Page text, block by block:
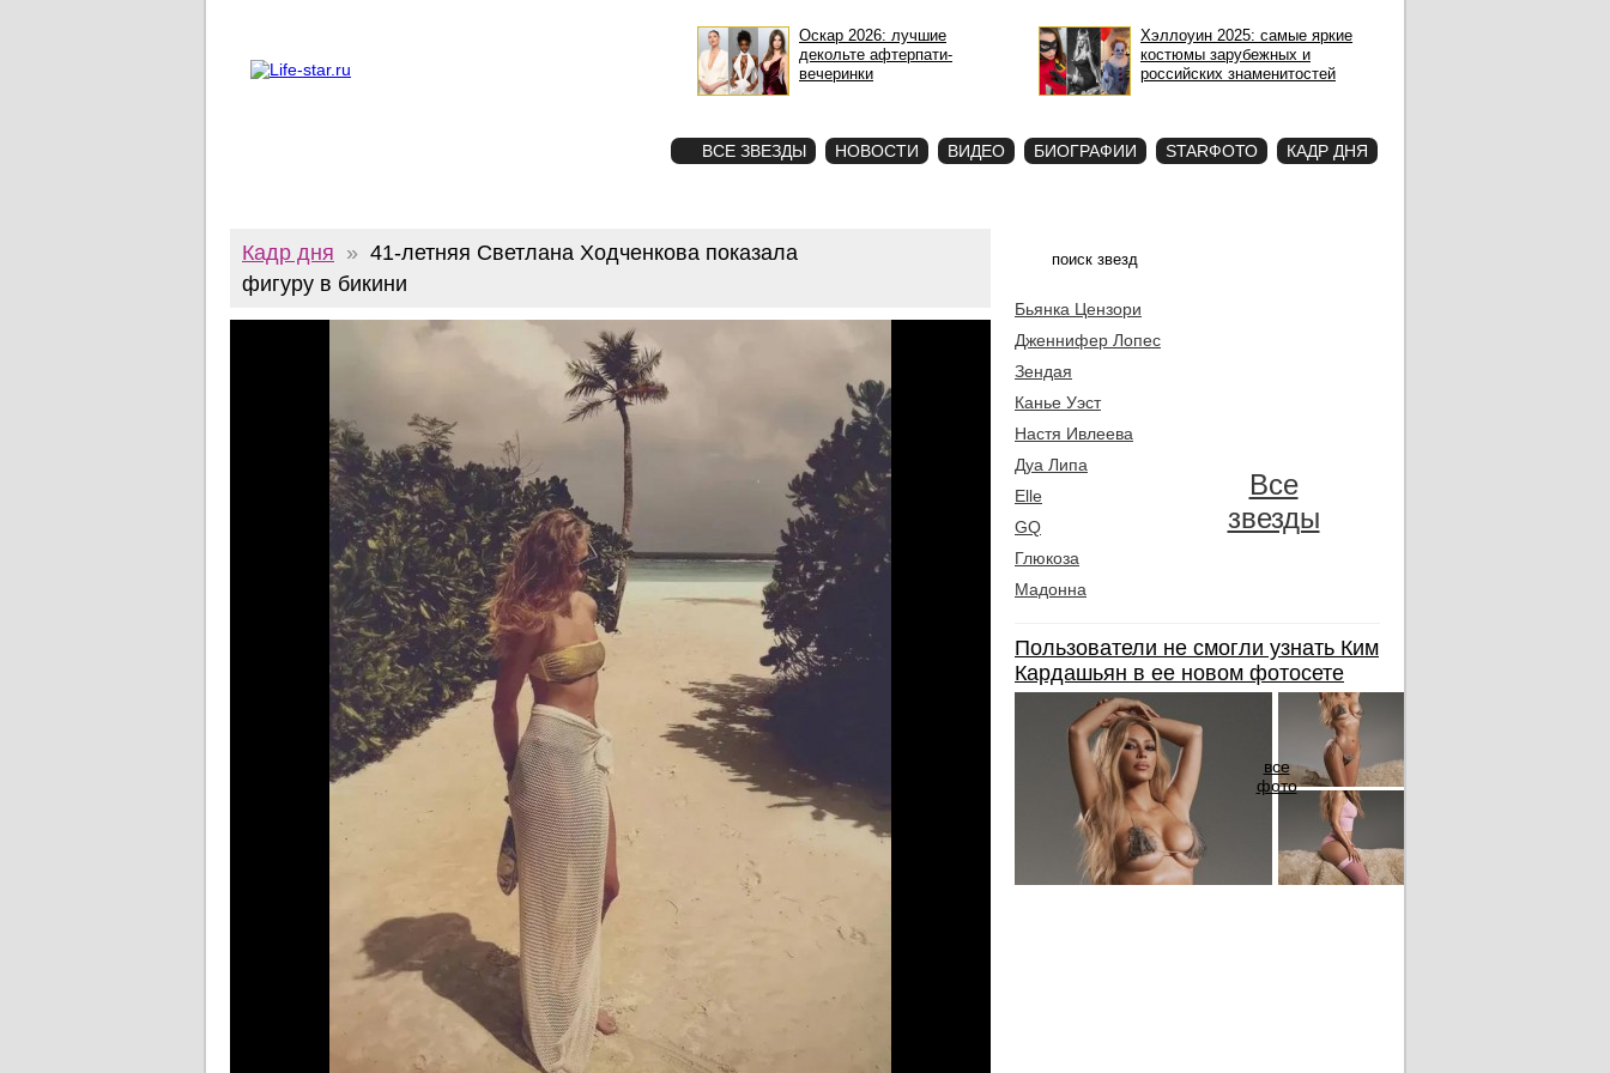
Оскар 2026: лучшие
декольте афтерпати-
вечеринки
Хэллоуин 2025: самые яркие
костюмы зарубежных и
российских знаменитостей
ВСЕ ЗВЕЗДЫ НОВОСТИ ВИДЕО БИОГРАФИИ STARФОТО КАДР ДНЯ
Кадр дня » 41-летняя Светлана Ходченкова показала
фигуру в бикини
Бьянка Цензори
Дженнифер Лопес
Зендая
Канье Уэст
Настя Ивлеева
Дуа Липа
Elle
GQ
Глюкоза
Мадонна
Все
звезды
Пользователи не смогли узнать Ким
Кардашьян в ее новом фотосете
все
фото